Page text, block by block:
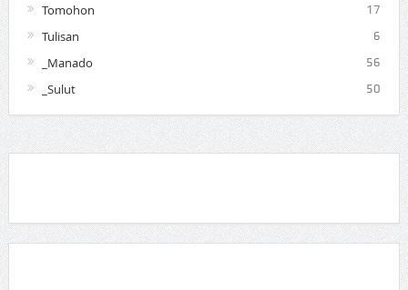
Tomohon 17
Tulisan 6
_Manado 56
_Sulut 50